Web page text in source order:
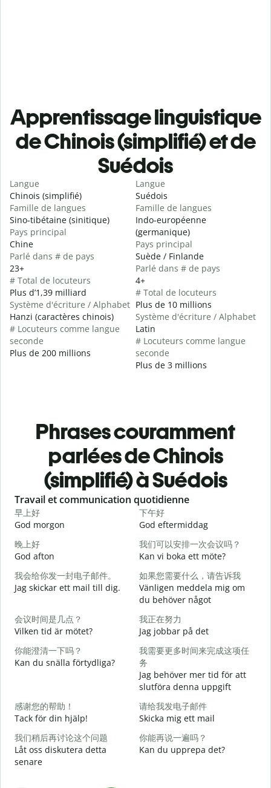
Apprentissage linguistique
de Chinois (simplifié) et de
Suédois
Langue
Chinois (simplifié)
Famille de langues
Sino-tibétaine (sinitique)
Pays principal
Chine
Parlé dans # de pays
23+
# Total de locuteurs
Plus d’1,39 milliard
Système d'écriture / Alphabet
Hanzi (caractères chinois)
# Locuteurs comme langue
seconde
Plus de 200 millions
Langue
Suédois
Famille de langues
Indo-européenne
(germanique)
Pays principal
Suède / Finlande
Parlé dans # de pays
4+
# Total de locuteurs
Plus de 10 millions
Système d'écriture / Alphabet
Latin
# Locuteurs comme langue
seconde
Plus de 3 millions
Phrases couramment
parlées de Chinois
(simplifié) à Suédois
Slide 1 of 6
Travail et communication quotidienne
早上好
God morgon
下午好
God eftermiddag
晚上好
God afton
我们可以安排一次会议吗？
Kan vi boka ett möte?
我会给你发一封电子邮件。
Jag skickar ett mail till dig.
如果您需要什么，请告诉我
Vänligen meddela mig om
du behöver något
会议时间是几点？
Vilken tid är mötet?
我正在努力
Jag jobbar på det
你能澄清一下吗？
Kan du snälla förtydliga?
我需要更多时间来完成这项任
务
Jag behöver mer tid för att
slutföra denna uppgift
感谢您的帮助！
Tack för din hjälp!
请给我发电子邮件
Skicka mig ett mail
我们稍后再讨论这个问题
Låt oss diskutera detta
senare
你能再说一遍吗？
Kan du upprepa det?